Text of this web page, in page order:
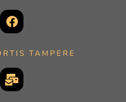
TAMPERE